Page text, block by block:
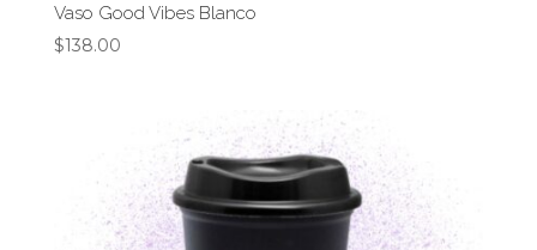
Vaso Good Vibes Blanco
$138.00